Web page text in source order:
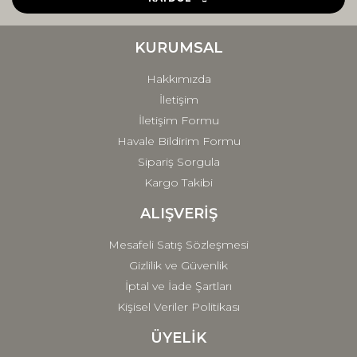
Ürün fiyatı diğer sitelerden daha pahalı.
Gönder
KURUMSAL
Hakkımızda
İletişim
İletişim Formu
Havale Bildirim Formu
Sipariş Sorgula
Kargo Takibi
ALIŞVERİŞ
Mesafeli Satış Sözleşmesi
Gizlilik ve Güvenlik
İptal ve İade Şartları
Kişisel Veriler Politikası
ÜYELİK